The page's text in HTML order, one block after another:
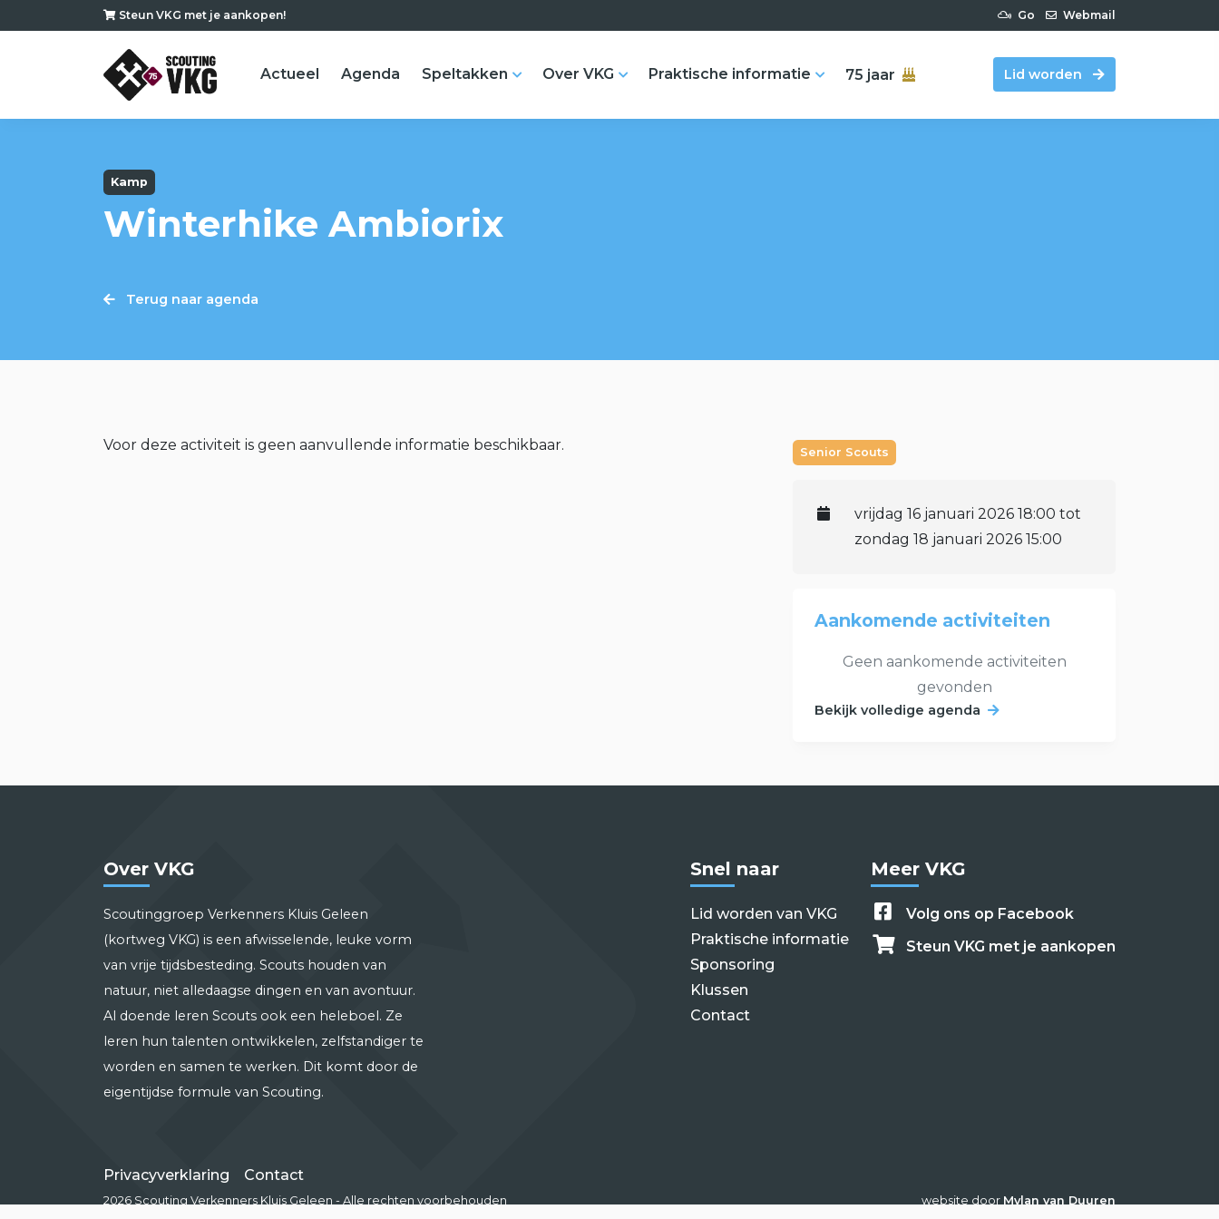
Steun VKG met je aankopen! Go Webmail
Actueel Agenda Speltakken Over VKG Praktische informatie 75 jaar Lid worden
Kamp
Winterhike Ambiorix
Terug naar agenda
Voor deze activiteit is geen aanvullende informatie beschikbaar. Senior Scouts
vrijdag 16 januari 2026 18:00 tot
zondag 18 januari 2026 15:00
Aankomende activiteiten
Geen aankomende activiteiten
gevonden
Bekijk volledige agenda
Over VKG
Scoutinggroep Verkenners Kluis Geleen
(kortweg VKG) is een afwisselende, leuke vorm
van vrije tijdsbesteding. Scouts houden van
natuur, niet alledaagse dingen en van avontuur.
Al doende leren Scouts ook een heleboel. Ze
leren hun talenten ontwikkelen, zelfstandiger te
worden en samen te werken. Dit komt door de
eigentijdse formule van Scouting.
Snel naar
Lid worden van VKG
Praktische informatie
Sponsoring
Klussen
Contact
Meer VKG
Volg ons op Facebook
Steun VKG met je aankopen
Privacyverklaring Contact
2026 Scouting Verkenners Kluis Geleen - Alle rechten voorbehouden website door Mylan van Duuren